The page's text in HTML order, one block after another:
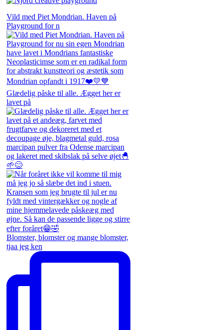
Vild med Piet Mondrian. Haven på
Playground for n
Glædelig påske til alle. Ægget her er
lavet på
Blomster, blomster og mange blomster,
tjaa jeg ken